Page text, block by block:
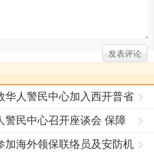
华人警民中心加入西开普省
警民中心召开座谈会 保障
加海外领保联络员及安防机